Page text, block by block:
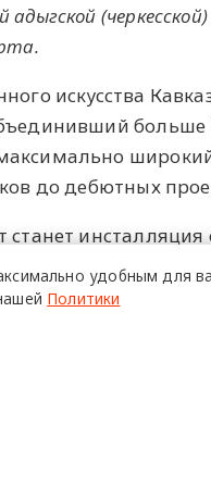
искусства
больше
до дебютных
бесланской
Также на
создаст
удобным для
Политики